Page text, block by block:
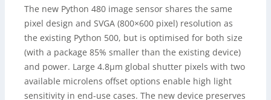
The new Python 480 image sensor shares the same
pixel design and SVGA (800×600 pixel) resolution as
the existing Python 500, but is optimised for both size
(with a package 85% smaller than the existing device)
and power. Large 4.8µm global shutter pixels with two
available microlens offset options enable high light
sensitivity in end-use cases. The new device preserves